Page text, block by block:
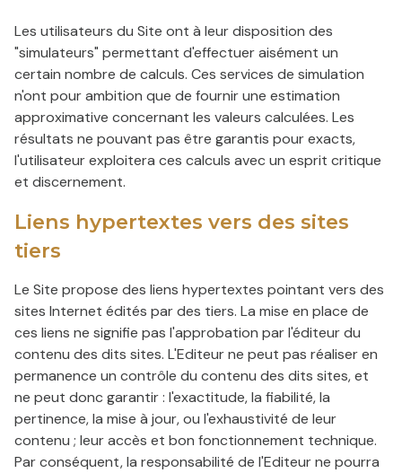
Les utilisateurs du Site ont à leur disposition des
"simulateurs" permettant d'effectuer aisément un
certain nombre de calculs. Ces services de simulation
n'ont pour ambition que de fournir une estimation
approximative concernant les valeurs calculées. Les
résultats ne pouvant pas être garantis pour exacts,
l'utilisateur exploitera ces calculs avec un esprit critique
et discernement.
Liens hypertextes vers des sites
tiers
Le Site propose des liens hypertextes pointant vers des
sites Internet édités par des tiers. La mise en place de
ces liens ne signifie pas l'approbation par l'éditeur du
contenu des dits sites. L'Editeur ne peut pas réaliser en
permanence un contrôle du contenu des dits sites, et
ne peut donc garantir : l'exactitude, la fiabilité, la
pertinence, la mise à jour, ou l'exhaustivité de leur
contenu ; leur accès et bon fonctionnement technique.
Par conséquent, la responsabilité de l'Editeur ne pourra